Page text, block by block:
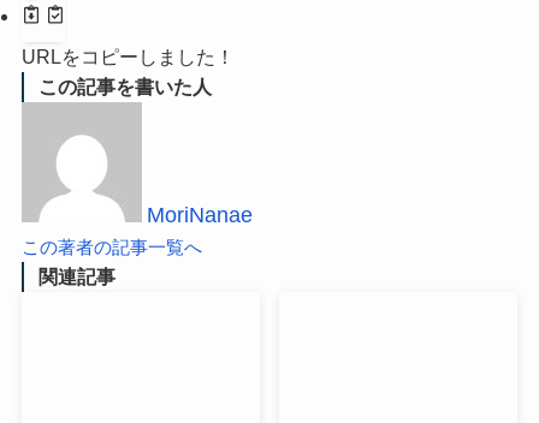
URLをコピーしました！
この記事を書いた人
MoriNanae
この著者の記事一覧へ
関連記事